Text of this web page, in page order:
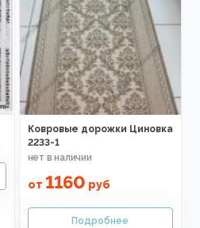
Ковровые дорожки Циновка
2233-1
от 1160 руб